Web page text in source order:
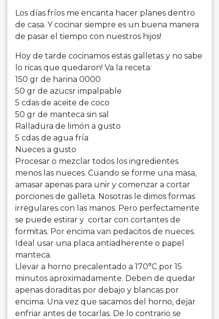
Los días fríos me encanta hacer planes dentro
de casa. Y cocinar siempre es un buena manera
de pasar el tiempo con nuestros hijos!
Hoy de tarde cocinamos estas galletas y no sabe
lo ricas que quedaron! Va la receta:
150 gr de harina 0000
50 gr de azucsr impalpable
5 cdas de aceite de coco
50 gr de manteca sin sal
Ralladura de limón a gusto
5 cdas de agua fría
Nueces a gusto
Procesar o mezclar todos los ingredientes
menos las nueces. Cuando se forme una masa,
amasar apenas para unir y comenzar a cortar
porciones de galleta. Nosotras le dimos formas
irregulares con las manos. Pero perfectamente
se puede estirar y cortar con cortantes de
formitas. Por encima van pedacitos de nueces.
Ideal usar una placa antiadherente o papel
manteca.
Llevar a horno precalentado a 170°C por 15
minutos aproximadamente. Deben de quedar
apenas doraditas por debajo y blancas por
encima. Una vez que sacamos del horno, dejar
enfriar antes de tocarlas. De lo contrario se